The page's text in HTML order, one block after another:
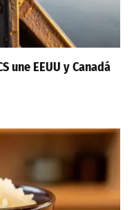
une EEUU y Canadá